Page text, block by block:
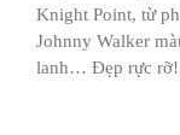
Knight Point, từ
Johnny Walker
lanh… Đẹp rực rỡ!